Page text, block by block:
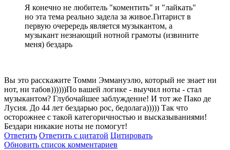
Я конечно не любитель "коментить" и "лайкать"
но эта тема реально задела за живое.Гитарист в
первую очерередь является музыкантом, а
музыкант незнающий нотной грамоты (извините
меня) бездарь
Вы это расскажите Томми Эммануэлю, который не знает ни
нот, ни табов))))))По вашей логике - выучил ноты - стал
музыкантом? Глубочайшее заблуждение! И тот же Пако де
Лусия. До 44 лет бездарью рос, бедолага))))) Так что
осторожнее с такой категоричностью и высказываниями!
Бездари никакие ноты не помогут!
Ответить Ответить с цитатой Цитировать
Обновить список комментариев